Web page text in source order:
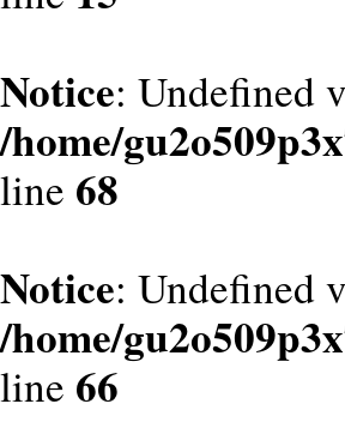
Notice: Undefined
/home/
line 68
Notice: Undefined
/home/
line 66